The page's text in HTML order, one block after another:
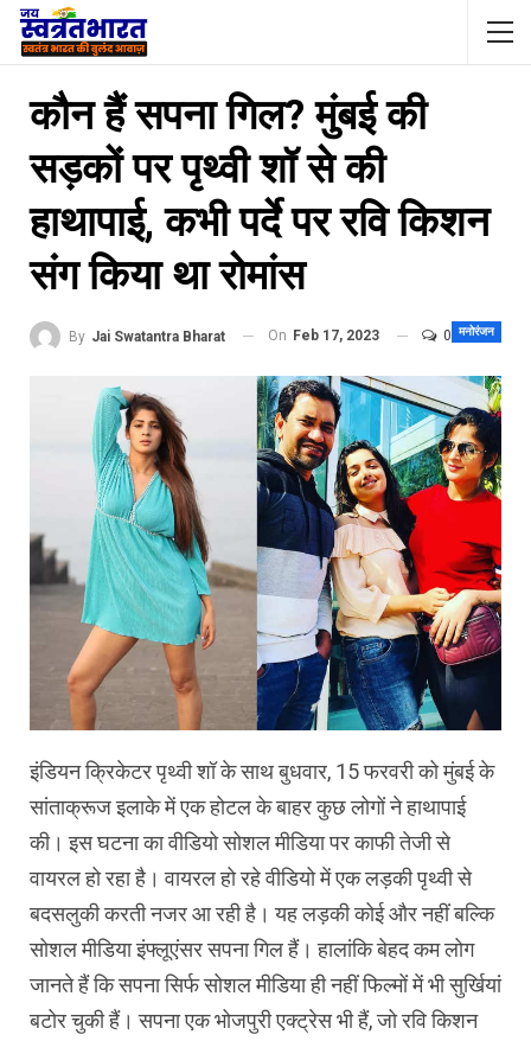
कौन हैं सपना गिल? मुंबई की
सड़कों पर पृथ्वी शॉ से की
हाथापाई, कभी पर्दे पर रवि किशन
संग किया था रोमांस
मनोरंजन
By Jai Swatantra Bharat On Feb 17, 2023 0
इंडियन क्रिकेटर पृथ्वी शॉ के साथ बुधवार, 15 फरवरी को मुंबई के
सांताक्रूज इलाके में एक होटल के बाहर कुछ लोगों ने हाथापाई
की। इस घटना का वीडियो सोशल मीडिया पर काफी तेजी से
वायरल हो रहा है। वायरल हो रहे वीडियो में एक लड़की पृथ्वी से
बदसलुकी करती नजर आ रही है। यह लड़की कोई और नहीं बल्कि
सोशल मीडिया इंफ्लूएंसर सपना गिल हैं। हालांकि बेहद कम लोग
जानते हैं कि सपना सिर्फ सोशल मीडिया ही नहीं फिल्मों में भी सुर्खियां
बटोर चुकी हैं। सपना एक भोजपुरी एक्ट्रेस भी हैं, जो रवि किशन